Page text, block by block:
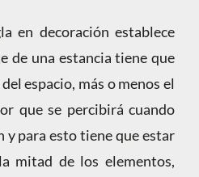
en decoración establece
de una estancia tiene que
espacio, más o menos el
que se percibirá cuando
y para esto tiene que estar
mitad de los elementos,